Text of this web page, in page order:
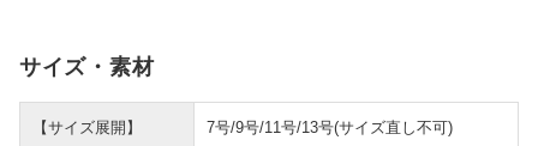
サイズ・素材
【サイズ展開】 7号/9号/11号/13号(サイズ直し不可)